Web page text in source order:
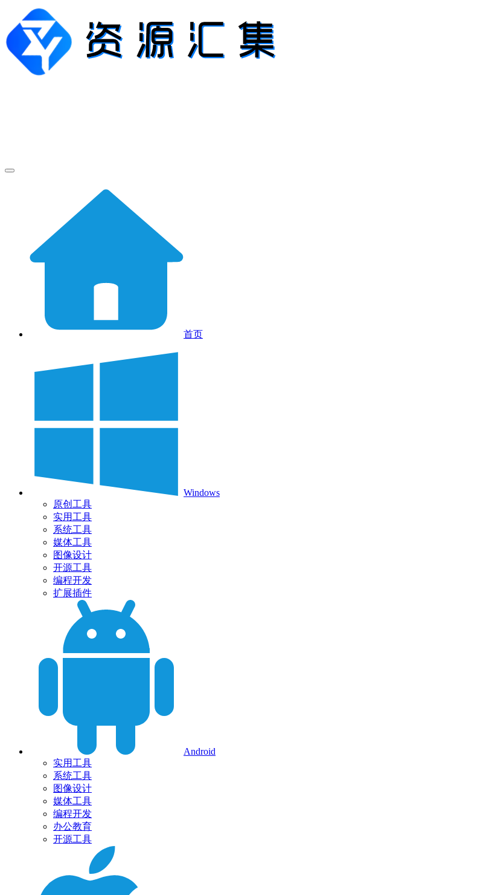
首页
Windows
原创工具
实用工具
系统工具
媒体工具
图像设计
开源工具
编程开发
扩展插件
Android
实用工具
系统工具
图像设计
媒体工具
编程开发
办公教育
开源工具